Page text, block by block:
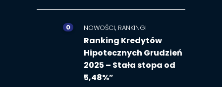
0 NOWOŚCI, RANKINGI
Ranking Kredytów
Hipotecznych Grudzień
2025 – Stała stopa od
5,48%”